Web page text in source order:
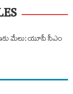
మేలు: యూపీ సీఎం